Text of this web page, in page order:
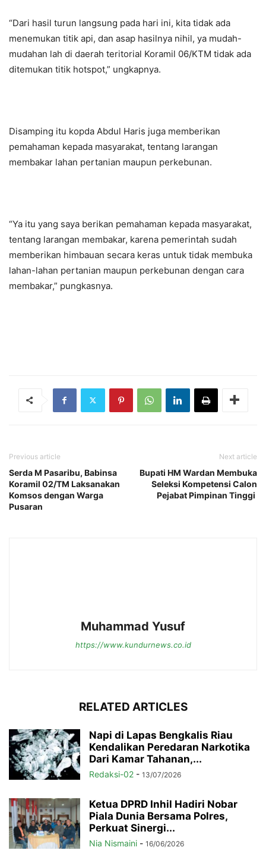
“Dari hasil turun langsung pada hari ini, kita tidak ada
menemukan titik api, dan asap hasilnya nihil, ya mudah-
mudahan lah di daerah teritorial Koramil 06/KTM tidak ada
ditemukan titik hotspot,” ungkapnya.
Disamping itu kopda Abdul Haris juga memberikan
pemahaman kepada masyarakat, tentang larangan
membakar lahan pertanian maupun perkebunan.
“Ya itu yang saya berikan pemahaman kepada masyarakat,
tentang larangan membakar, karena pemerintah sudah
memberikan himbauan secara keras untuk tidak membuka
lahan-lahan pertanian maupun perkebunan dengan cara
membakar,” pungkasnya.
Previous article
Serda M Pasaribu, Babinsa
Koramil 02/TM Laksanakan
Komsos dengan Warga
Pusaran
Next article
Bupati HM Wardan Membuka
Seleksi Kompetensi Calon
Pejabat Pimpinan Tinggi
Muhammad Yusuf
https://www.kundurnews.co.id
RELATED ARTICLES
Napi di Lapas Bengkalis Riau
Kendalikan Peredaran Narkotika
Dari Kamar Tahanan,...
Redaksi-02 - 13/07/2026
Ketua DPRD Inhil Hadiri Nobar
Piala Dunia Bersama Polres,
Perkuat Sinergi...
Nia Nismaini - 16/06/2026